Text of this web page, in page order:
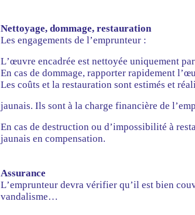
Nettoyage, dommage, restauration
Les engagements de l’emprunteur :
L’œuvre encadrée est nettoyée uniquement
En cas de dommage, rapporter rapidement
Les coûts et la restauration sont estimés et
jaunais. Ils sont à la charge financière de
En cas de destruction ou d’impossibilité à
jaunais en compensation.
Assurance
L’emprunteur devra vérifier qu’il est bien
vandalisme…